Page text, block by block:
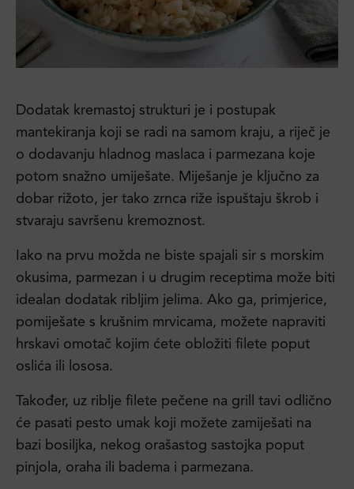
Dodatak kremastoj strukturi je i postupak
mantekiranja koji se radi na samom kraju, a riječ je
o dodavanju hladnog maslaca i parmezana koje
potom snažno umiješate. Miješanje je ključno za
dobar rižoto, jer tako zrnca riže ispuštaju škrob i
stvaraju savršenu kremoznost.
Iako na prvu možda ne biste spajali sir s morskim
okusima, parmezan i u drugim receptima može biti
idealan dodatak ribljim jelima. Ako ga, primjerice,
pomiješate s krušnim mrvicama, možete napraviti
hrskavi omotač kojim ćete obložiti filete poput
oslića ili lososa.
Također, uz riblje filete pečene na grill tavi odlično
će pasati pesto umak koji možete zamiješati na
bazi bosiljka, nekog orašastog sastojka poput
pinjola, oraha ili badema i parmezana.